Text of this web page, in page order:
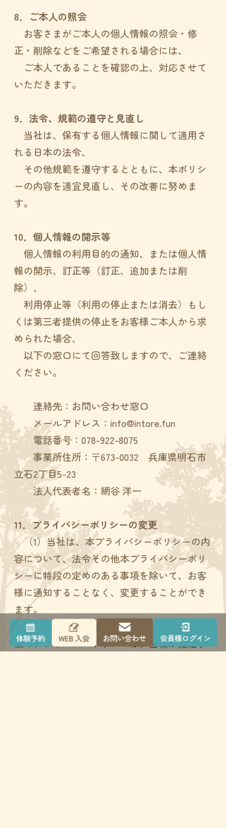
8．ご本人の照会
お客さまがご本人の個人情報の照会・修
正・削除などをご希望される場合には、
ご本人であることを確認の上、対応させて
いただきます。
9．法令、規範の遵守と見直し
当社は、保有する個人情報に関して適用さ
れる日本の法令、
その他規範を遵守するとともに、本ポリシ
ーの内容を適宜見直し、その改善に努めま
す。
10．個人情報の開示等
個人情報の利用目的の通知、または個人情
報の開示、訂正等（訂正、追加または削
除）、
利用停止等（利用の停止または消去）もし
くは第三者提供の停止をお客様ご本人から求
められた場合、
以下の窓口にて回答致しますので、ご連絡
ください。
連絡先：お問い合わせ窓口
メールアドレス：info@intore.fun
電話番号：078-922-8075
事業所住所：〒673-0032 兵庫県明石市
立石2丁目5-23
法人代表者名：網谷 洋一
11．プライバシーポリシーの変更
（1）当社は、本プライバシーポリシーの内
容について、法令その他本プライバシーポリ
シーに特段の定めのある事項を除いて、お客
様に通知することなく、変更することができ
ます。
（2）当社が別途定める場合を除いて、変更
後のプライバシーポリシーは、当社が指定す